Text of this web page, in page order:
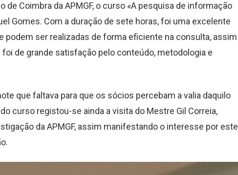
Coimbra da APMGF, o curso «A pesquisa de informação
Gomes. Com a duração de sete horas, foi uma excelente
podem ser realizadas de forma eficiente na consulta, assim
de grande satisfação pelo conteúdo, metodologia e
que faltava para que os sócios percebam a valia daquilo
curso registou-se ainda a visita do Mestre Gil Correia,
da APMGF, assim manifestando o interesse por este